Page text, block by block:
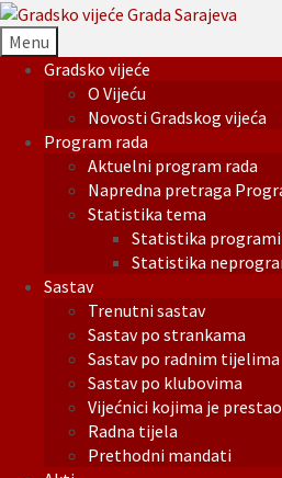
Menu
Gradsko vijeće
O Vijeću
Novosti Gradskog vijeća
Program rada
Aktuelni program rada
Napredna pretraga
Statistika tema
Statistika
Statistika
Sastav
Trenutni sastav
Sastav po strankama
Sastav po radnim tijelima
Sastav po klubovima
Vijećnici kojima je
Radna tijela
Prethodni mandati